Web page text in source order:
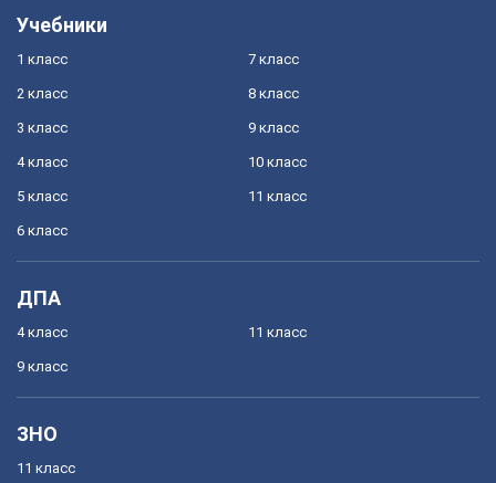
Учебники
1 класс
2 класс
3 класс
4 класс
5 класс
6 класс
7 класс
8 класс
9 класс
10 класс
11 класс
ДПА
4 класс
9 класс
11 класс
ЗНО
11 класс